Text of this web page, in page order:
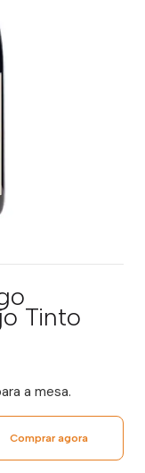
Tinto
a mesa.
Comprar agora